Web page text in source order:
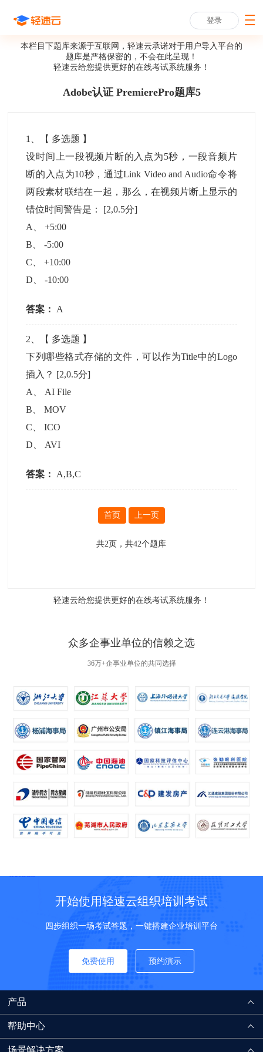
登录
本栏目下题库来源于互联网，轻速云承诺对于用户导入平台的
题库是严格保密的，不会在此呈现！
轻速云给您提供更好的在线考试系统服务！
Adobe认证 PremierePro题库5
1 、【 多选题 】
设时间上一段视频片断的入点为5秒，一段音频片
断的入点为10秒，通过Link Video and Audio命令将
两段素材联结在一起，那么，在视频片断上显示的
错位时间警告是： [2,0.5分]
A
、+5:00
B 、-5:00
C 、+10:00
D 、-10:00
答案： A
2 、【 多选题 】
下列哪些格式存储的文件，可以作为Title中的Logo
插入？ [2,0.5分]
A
AI File
B 、MOV
C 、ICO
D
AVI
答案： A,B,C
首页 上一页
共2页，共42个题库
轻速云给您提供更好的在线考试系统服务！
众多企事业单位的信赖之选
36万+企事业单位的共同选择
开始使用轻速云组织培训考试
四步组织一场考试答题，一键搭建企业培训平台
免费使用 预约演示
产品
帮助中心
场景解决方案